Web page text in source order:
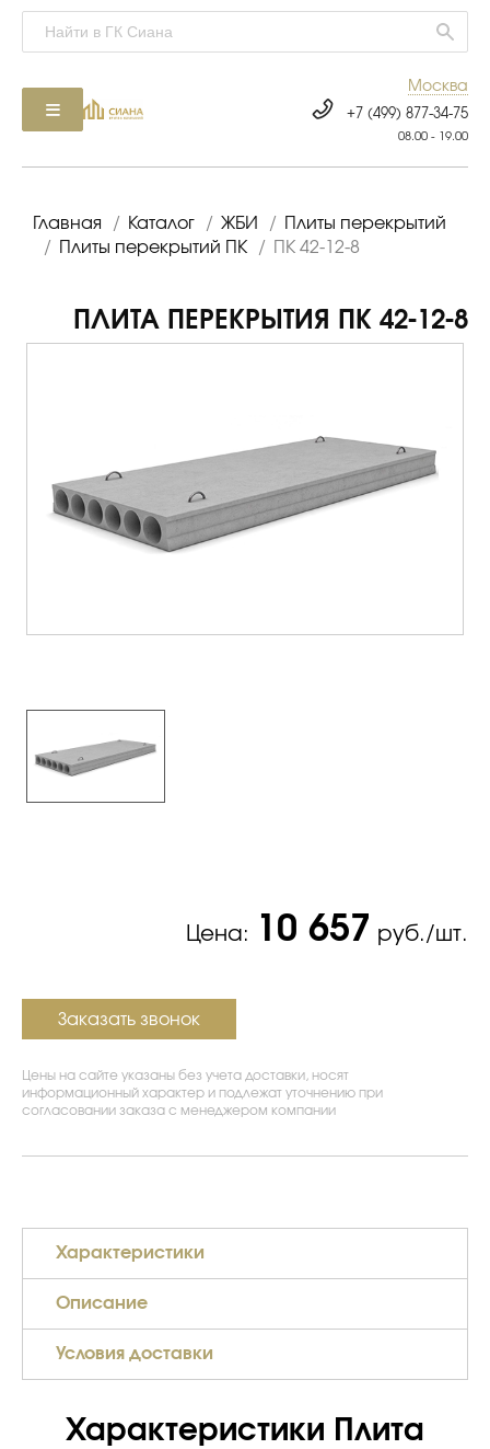
Москва
+7 (499) 877-34-75
08.00 - 19.00
Главная / Каталог / ЖБИ /
Плиты перекрытий
/
Плиты перекрытий ПК / ПК 42-12-8
ПЛИТА ПЕРЕКРЫТИЯ ПК 42-12-8
Цена: 10 657 руб./шт.
Заказать звонок
Цены на сайте указаны без учета доставки, носят
информационный характер и подлежат уточнению при
согласовании заказа с менеджером компании
Характеристики
Описание
Условия доставки
Характеристики Плита